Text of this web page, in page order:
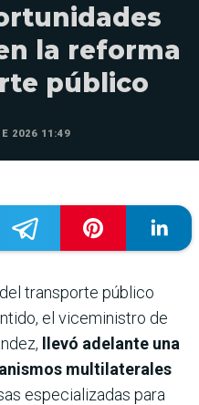
la reforma
público
2026 11:49
transporte público
el viceministro de
llevó adelante una
multilaterales
especializadas para